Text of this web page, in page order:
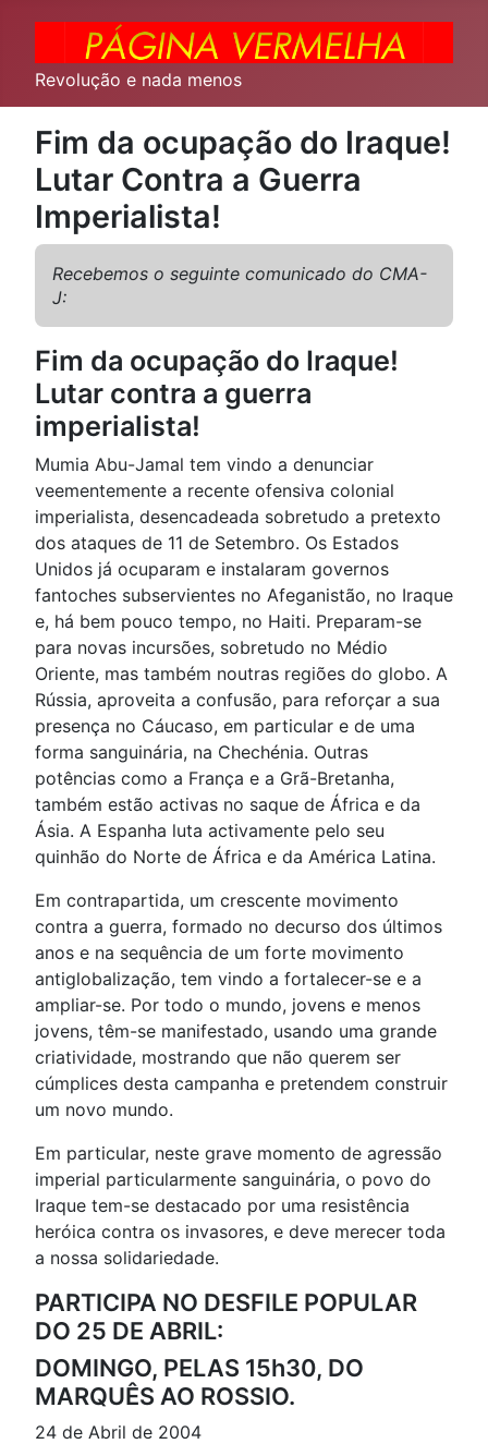
Revolução e nada menos
Fim da ocupação do Iraque!
Lutar Contra a Guerra
Imperialista!
Recebemos o seguinte comunicado do CMA-
J:
Fim da ocupação do Iraque!
Lutar contra a guerra
imperialista!
Mumia Abu-Jamal tem vindo a denunciar
veementemente a recente ofensiva colonial
imperialista, desencadeada sobretudo a pretexto
dos ataques de 11 de Setembro. Os Estados
Unidos já ocuparam e instalaram governos
fantoches subservientes no Afeganistão, no Iraque
e, há bem pouco tempo, no Haiti. Preparam-se
para novas incursões, sobretudo no Médio
Oriente, mas também noutras regiões do globo. A
Rússia, aproveita a confusão, para reforçar a sua
presença no Cáucaso, em particular e de uma
forma sanguinária, na Chechénia. Outras
potências como a França e a Grã-Bretanha,
também estão activas no saque de África e da
Ásia. A Espanha luta activamente pelo seu
quinhão do Norte de África e da América Latina.
Em contrapartida, um crescente movimento
contra a guerra, formado no decurso dos últimos
anos e na sequência de um forte movimento
antiglobalização, tem vindo a fortalecer-se e a
ampliar-se. Por todo o mundo, jovens e menos
jovens, têm-se manifestado, usando uma grande
criatividade, mostrando que não querem ser
cúmplices desta campanha e pretendem construir
um novo mundo.
Em particular, neste grave momento de agressão
imperial particularmente sanguinária, o povo do
Iraque tem-se destacado por uma resistência
heróica contra os invasores, e deve merecer toda
a nossa solidariedade.
PARTICIPA NO DESFILE POPULAR
DO 25 DE ABRIL:
DOMINGO, PELAS 15h30, DO
MARQUÊS AO ROSSIO.
24 de Abril de 2004